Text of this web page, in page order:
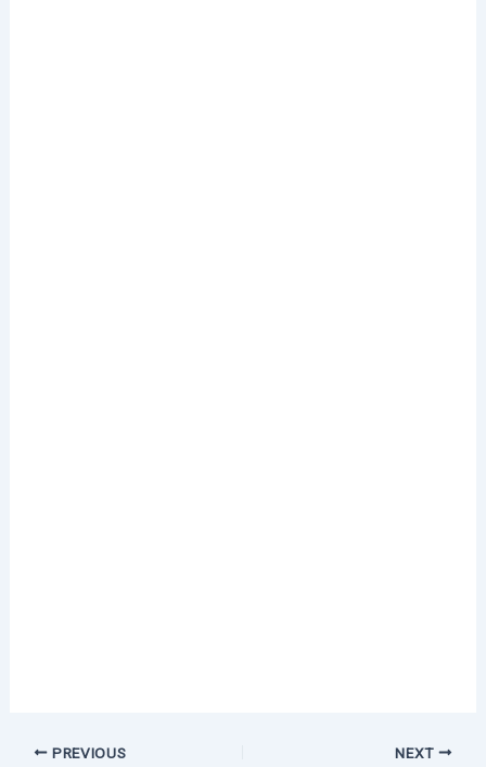
PREVIOUS NEXT